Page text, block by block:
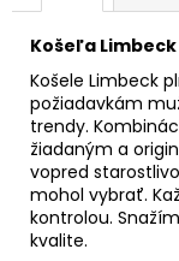
Košeľa Limbeck
Košele Limbeck
požiadavkám
trendy.
žiadaným a
vopred
mohol vybrať.
kontrolou.
kvalite.